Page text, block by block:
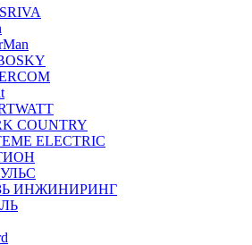
COUNTRY
ELECTRIC
ИНЖИНИРИНГ